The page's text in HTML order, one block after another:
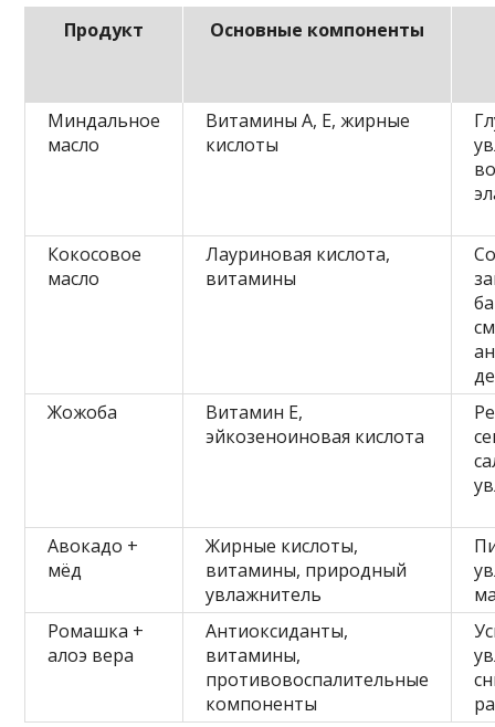
Продукт Основные компоненты
Миндальное
масло
Витамины A, E, жирные
кислоты
Кокосовое
масло
Лауриновая кислота,
витамины
Жожоба
Витамин E,
эйкозеноиновая кислота
Авокадо +
мёд
Жирные кислоты,
витамины, природный
увлажнитель
Ромашка +
алоэ вера
Антиоксиданты,
витамины,
противовоспалительные
компоненты